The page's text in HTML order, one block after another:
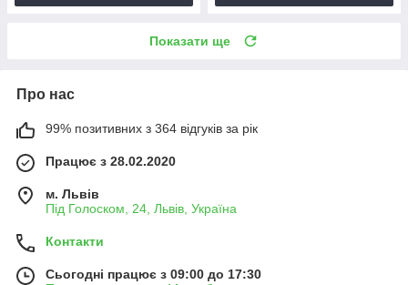
Показати ще
Про нас
99% позитивних з 364 відгуків за рік
Працює з 28.02.2020
м. Львів
Під Голоском, 24, Львів, Україна
Контакти
Сьогодні працює з 09:00 до 17:30